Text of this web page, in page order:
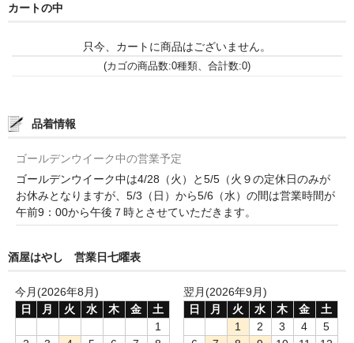
神亀 神亀酒造（埼玉県蓮田市）
隆・丹沢山 川西屋酒造店（神奈川県足柄上郡）
天遊琳・伊勢の白酒 タカハシ酒造（三重県四日市市）
大治郎・喜量能 畑酒造（滋賀県東近江市）
秋鹿・奥鹿 秋鹿酒造（大阪府豊能郡能勢町）
奥播磨 下村酒造店（兵庫県姫路市安富町）
カートの中
只今、カートに商品はございません。
(カゴの商品数:0種類、合計数:0)
品着情報
ゴールデンウイーク中の営業予定
ゴールデンウイーク中は4/28（火）と5/5（火９の定休日のみが
お休みとなりますが、5/3（日）から5/6（水）の間は営業時間が
午前9：00から午後７時とさせていただきます。
酒屋はやし 営業日七曜表
今月(2026年8月)
日
月 火 水 木 金
土
1
翌月(2026年9月)
日
月 火 水 木 金
土
1
2 3 4
5